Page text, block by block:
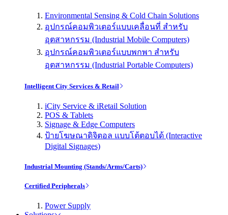
Environmental Sensing & Cold Chain Solutions
อุปกรณ์คอมพิวเตอร์แบบเคลื่อนที่ สำหรับ
อุตสาหกรรม (Industrial Mobile Computers)
อุปกรณ์คอมพิวเตอร์แบบพกพา สำหรับ
อุตสาหกรรม (Industrial Portable Computers)
Intelligent City Services & Retail
iCity Service & iRetail Solution
POS & Tablets
Signage & Edge Computers
ป้ายโฆษณาดิจิตอล แบบโต้ตอบได้ (Interactive
Digital Signages)
Industrial Mounting (Stands/Arms/Carts)
Certified Peripherals
Power Supply